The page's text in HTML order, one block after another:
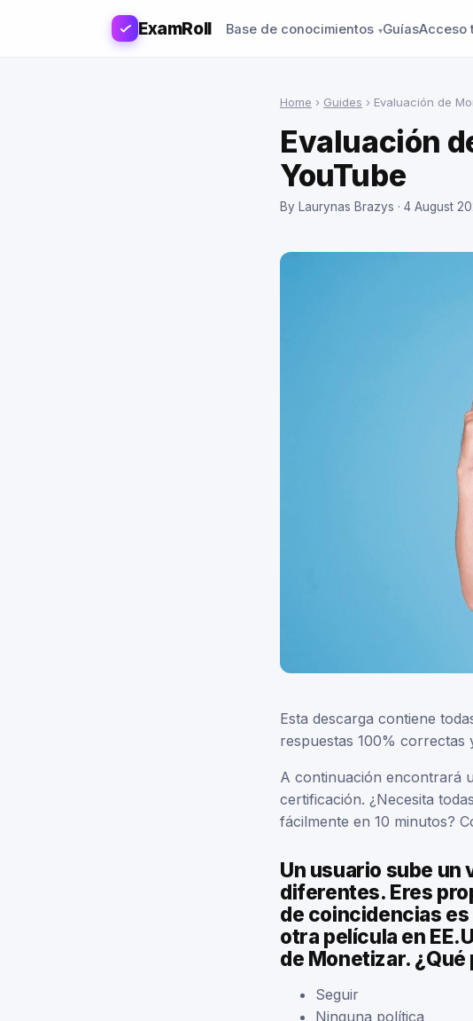
ExamRoll Base de conocimientos GuíasAcceso
Home › Guides › Evaluación de
Evaluación
YouTube
By Laurynas Brazys · 4 August
Esta descarga contiene
respuestas 100% correctas
A continuación encontrará
certificación. ¿Necesita
fácilmente en 10 minutos?
Un usuario sube un
diferentes. Eres
de coincidencias
otra película en
de Monetizar. ¿Qué
Seguir
Ninguna política